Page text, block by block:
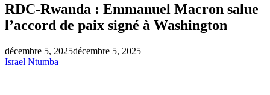
RDC-Rwanda : Emmanuel Macron salue
l’accord de paix signé à Washington
décembre 5, 2025décembre 5, 2025
Israel Ntumba